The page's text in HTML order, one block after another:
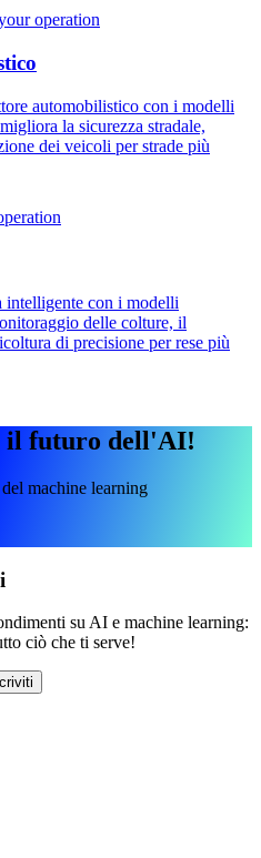
automobilistico con i modelli
la sicurezza stradale,
dei veicoli per strade più
con i modelli
delle colture, il
di precisione per rese più
il futuro dell'AI!
machine learning
su AI e machine learning:
ciò che ti serve!